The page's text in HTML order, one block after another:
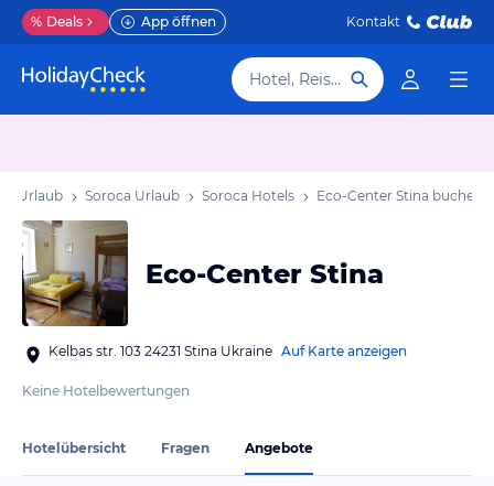
% Deals App öffnen Kontakt
Hotel, Reiseziel
Urlaub Soroca Urlaub Soroca Hotels Eco-Center Stina buchen
Eco-Center Stina
Kelbas str. 103 24231 Stina Ukraine Auf Karte anzeigen
Keine Hotelbewertungen
Hotelübersicht Fragen Angebote